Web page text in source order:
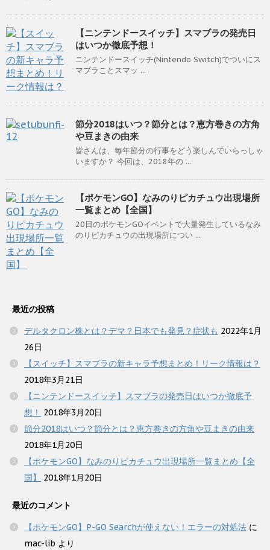
【ニンテンドースイッチ】スマブラの発売日
はいつか徹底予想！
ニンテンドースイッチ(Nintendo Switch)でついにス
マブラことスマッ ...
節分2018はいつ？節分とは？恵方巻きの方角
や豆まきの由来
皆さんは、毎年節分の行事をどう楽しんでいらっしゃ
いますか？ 今回は、2018年の ...
【ポケモンGO】なみのりピカチュウ出現場所
一覧まとめ【全国】
20日のポケモンGOイベントで大量発生しているなみ
のりピカチュウの出現場所につい ...
最近の投稿
デルタクロン株とは？デマ？日本でも発見？症状も 2022年1月
26日
【スイッチ】スマブラの新キャラ予想まとめ！リーク情報は？
2018年3月21日
【ニンテンドースイッチ】スマブラの発売日はいつか徹底予
想！
2018年3月20日
節分2018はいつ？節分とは？恵方巻きの方角や豆まきの由来
2018年1月20日
【ポケモンGO】なみのりピカチュウ出現場所一覧まとめ【全
国】
2018年1月20日
最近のコメント
【ポケモンGO】P-GO Searchが使えない！エラーの対処法 に
mac-lib より